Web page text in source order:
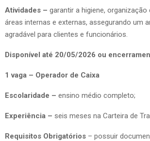
Atividades – garantir a higiene,
áreas internas e externas, assegurando um
agradável para clientes e funcionários.
Disponível até 20/05/2026 ou
1 vaga – Operador de Caixa
Escolaridade – ensino médio completo;
Experiência – seis meses na Carteira de
Requisitos Obrigatórios – possuir